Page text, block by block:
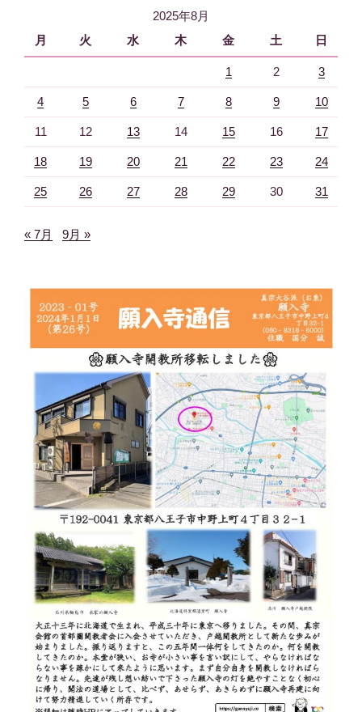
2025年8月
月
火 水 木 金 土 日
1 2 3
4 5 6 7 8 9 10
11 12 13 14 15 16 17
18 19 20 21 22 23 24
25 26 27 28 29 30 31
« 7月 9月 »